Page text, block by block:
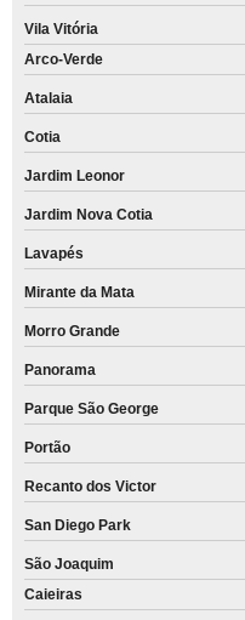
Vila Vitória
Arco-Verde
Atalaia
Cotia
Jardim Leonor
Jardim Nova Cotia
Lavapés
Mirante da Mata
Morro Grande
Panorama
Parque São George
Portão
Recanto dos Victor
San Diego Park
São Joaquim
Caieiras